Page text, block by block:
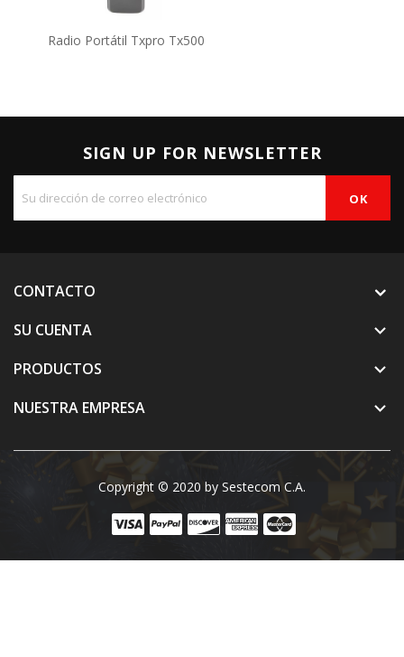
Radio Portátil Txpro Tx500
SIGN UP FOR NEWSLETTER
CONTACTO
SU CUENTA

PRODUCTOS 
NUESTRA EMPRESA 
Copyright © 2020 by Sestecom C.A.